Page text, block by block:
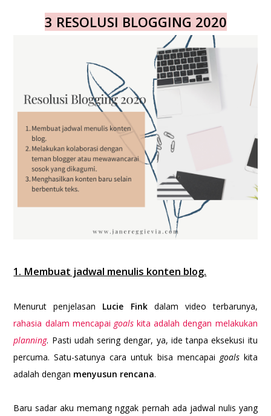
3 RESOLUSI BLOGGING 2020
1. Membuat jadwal menulis konten blog.
Menurut penjelasan Lucie Finkdalam video terbarunya,
rahasia dalam mencapai goalskita adalah dengan melakukan
planning. Pasti udah sering dengar, ya, ide tanpa eksekusi itu
percuma. Satu-satunya cara untuk bisa mencapai goals kita
adalah dengan menyusun rencana.
Baru sadar aku memang nggak pernah ada jadwal nulis yang